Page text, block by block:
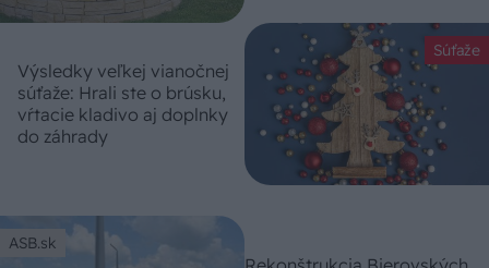
Súťaže
Výsledky veľkej vianočnej
súťaže: Hrali ste o brúsku,
vŕtacie kladivo aj doplnky
do záhrady
ASB.sk